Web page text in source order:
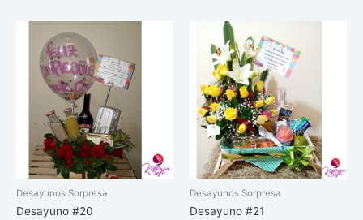
Desayunos Sorpresa
Desayuno #20
Desayunos Sorpresa
Desayuno #21